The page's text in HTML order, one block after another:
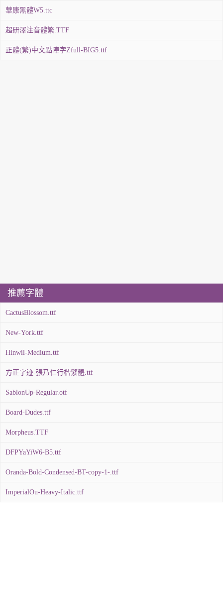
華康黑體W5.ttc
超研澤注音體繁.TTF
正體(繁)中文點陣字Zfull-BIG5.ttf
推薦字體
CactusBlossom.ttf
New-York.ttf
Hinwil-Medium.ttf
方正字迹-張乃仁行楷繁體.ttf
SablonUp-Regular.otf
Board-Dudes.ttf
Morpheus.TTF
DFPYaYiW6-B5.ttf
Oranda-Bold-Condensed-BT-copy-1-.ttf
ImperialOu-Heavy-Italic.ttf